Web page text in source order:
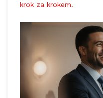
krok za krokem.